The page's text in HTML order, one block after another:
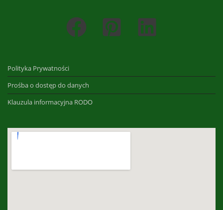
Polityka Prywatności
Prośba o dostęp do danych
Klauzula informacyjna RODO